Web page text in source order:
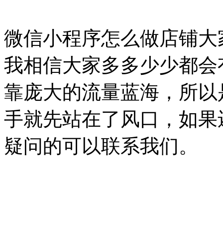
微信小程序怎么做店铺
我相信大家多多少少都
靠庞大的流量蓝海，所
手就先站在了风口，如
疑问的可以联系我们。